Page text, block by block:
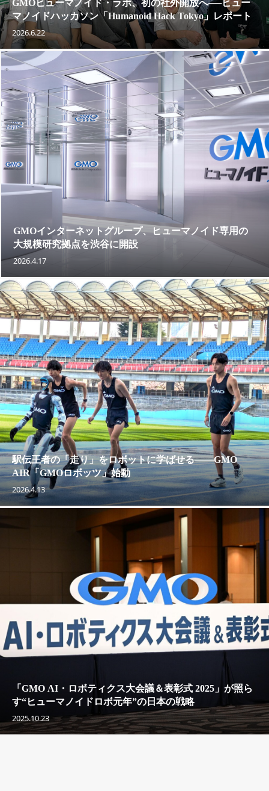
GMOヒューマノイド・ラボ、初の社外開放へ──ヒュー
マノイドハッカソン「Humanoid Hack Tokyo」レポート
2026.6.22
GMOインターネットグループ、ヒューマノイド専用の
大規模研究拠点を渋谷に開設
2026.4.17
駅伝王者の「走り」をロボットに学ばせる——GMO
AIR「GMOロボッツ」始動
2026.4.13
「GMO AI・ロボティクス大会議＆表彰式 2025」が照ら
す“ヒューマノイドロボ元年”の日本の戦略
2025.10.23